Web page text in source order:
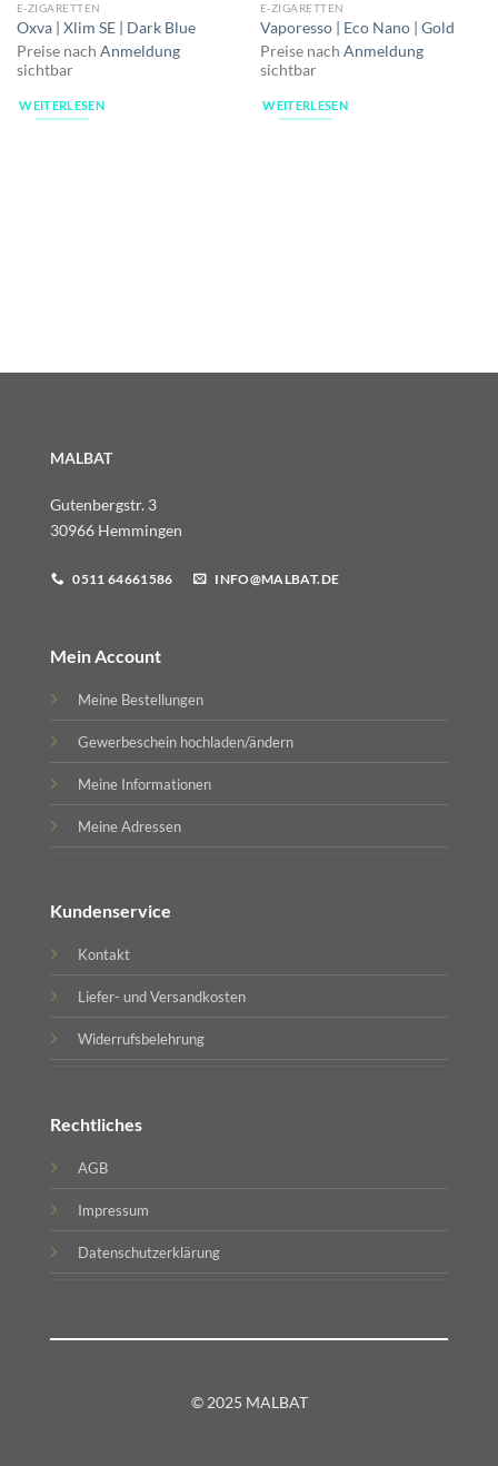
E-ZIGARETTEN
Oxva | Xlim SE | Dark Blue
Preise nach Anmeldung
sichtbar
WEITERLESEN
E-ZIGARETTEN
Vaporesso | Eco Nano | Gold
Preise nach Anmeldung
sichtbar
WEITERLESEN
MALBAT
Gutenbergstr. 3
30966 Hemmingen
0511 64661586 INFO@MALBAT.DE
Mein Account
Meine Bestellungen
Gewerbeschein hochladen/ändern
Meine Informationen
Meine Adressen
Kundenservice
Kontakt
Liefer- und Versandkosten
Widerrufsbelehrung
Rechtliches
AGB
Impressum
Datenschutzerklärung
© 2025 MALBAT